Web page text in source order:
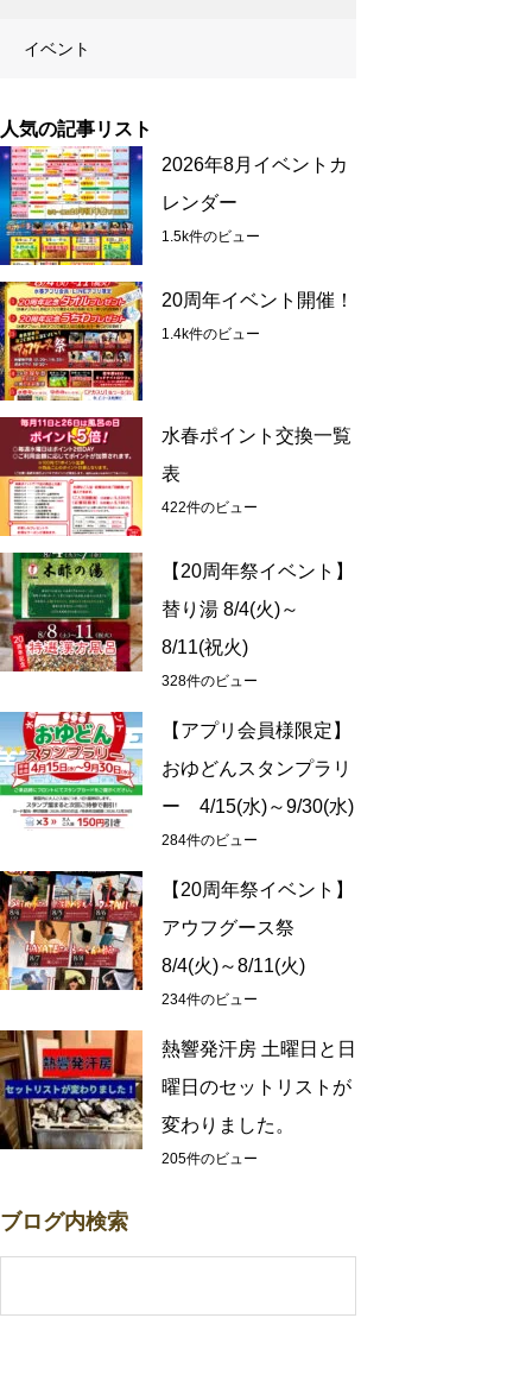
イベント
人気の記事リスト
2026年8月イベントカ
レンダー
1.5k件のビュー
20周年イベント開催！
1.4k件のビュー
水春ポイント交換一覧
表
422件のビュー
【20周年祭イベント】
替り湯 8/4(火)～
8/11(祝火)
328件のビュー
【アプリ会員様限定】
おゆどんスタンプラリ
ー 4/15(水)～9/30(水)
284件のビュー
【20周年祭イベント】
アウフグース祭
8/4(火)～8/11(火)
234件のビュー
熱響発汗房 土曜日と日
曜日のセットリストが
変わりました。
205件のビュー
ブログ内検索